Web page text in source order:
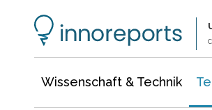
Wissenschaft & Technik